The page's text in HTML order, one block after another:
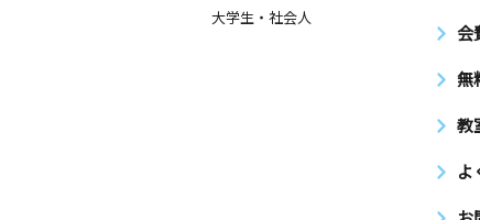
大学生・社会人
会
無
教
よ